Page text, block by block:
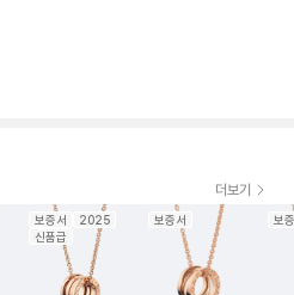
더보기
보증서
2025
신품급
보증서 보